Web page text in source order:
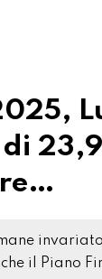
il Piano